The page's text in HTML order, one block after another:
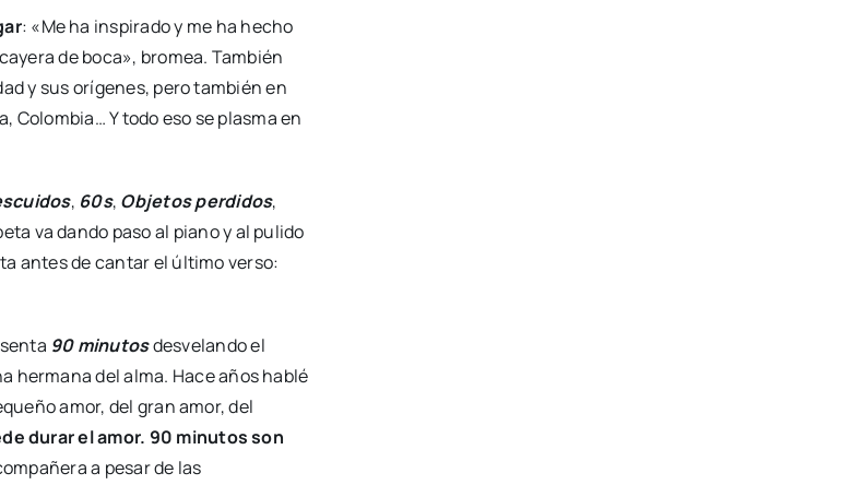
: «Me ha inspirado y me ha hecho
de boca», bromea. También
y sus orígenes, pero también en
Colombia… Y todo eso se plasma en
, 60s, Objetos perdidos,
va dando paso al piano y al pulido
antes de cantar el último verso:
90 minutosdesvelando el
hermana del alma. Hace años hablé
amor, del gran amor, del
durar el amor. 90 minutos son
a pesar de las